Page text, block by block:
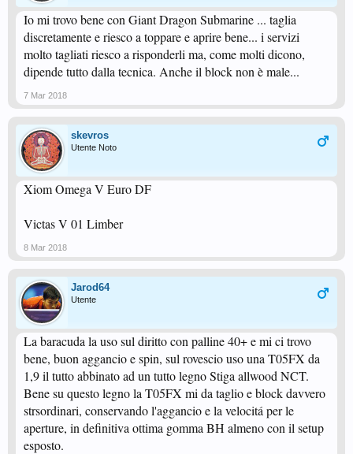
Io mi trovo bene con Giant Dragon Submarine ... taglia
discretamente e riesco a toppare e aprire bene... i servizi
molto tagliati riesco a risponderli ma, come molti dicono,
dipende tutto dalla tecnica. Anche il block non è male...
7 Mar 2018
skevros
Utente Noto
Xiom Omega V Euro DF
Victas V 01 Limber
8 Mar 2018
Jarod64
Utente
La baracuda la uso sul diritto con palline 40+ e mi ci trovo
bene, buon aggancio e spin, sul rovescio uso una T05FX da
1,9 il tutto abbinato ad un tutto legno Stiga allwood NCT.
Bene su questo legno la T05FX mi da taglio e block davvero
strsordinari, conservando l'aggancio e la velocitá per le
aperture, in definitiva ottima gomma BH almeno con il setup
esposto.